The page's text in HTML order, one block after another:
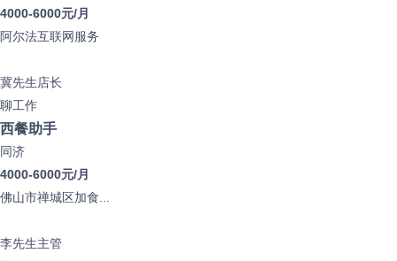
4000-6000元/月
阿尔法互联网服务
冀先生店长
聊工作
西餐助手
同济
4000-6000元/月
佛山市禅城区加食...
李先生主管